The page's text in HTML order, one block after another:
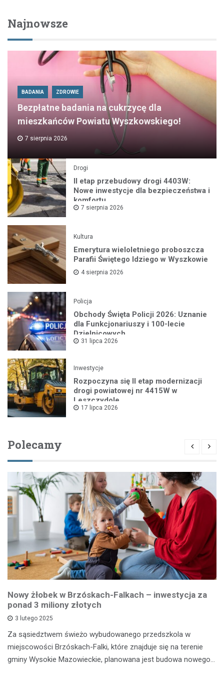
Najnowsze
BADANIA ZDROWIE
Bezpłatne badania na cukrzycę dla
mieszkańców Powiatu Wyszkowskiego!
7 sierpnia 2026
Drogi
II etap przebudowy drogi 4403W:
Nowe inwestycje dla bezpieczeństwa i
komfortu
7 sierpnia 2026
Kultura
Emerytura wieloletniego proboszcza
Parafii Świętego Idziego w Wyszkowie
4 sierpnia 2026
Policja
Obchody Święta Policji 2026: Uznanie
dla Funkcjonariuszy i 100-lecie
Dzielnicowych
31 lipca 2026
Inwestycje
Rozpoczyna się II etap modernizacji
drogi powiatowej nr 4415W w
Leszczydole
17 lipca 2026
Polecamy
Nowy żłobek w Brzóskach-Falkach – inwestycja za
ponad 3 miliony złotych
3 lutego 2025
Za sąsiedztwem świeżo wybudowanego przedszkola w
miejscowości Brzóskach-Falki, które znajduje się na terenie
gminy Wysokie Mazowieckie, planowana jest budowa nowego…